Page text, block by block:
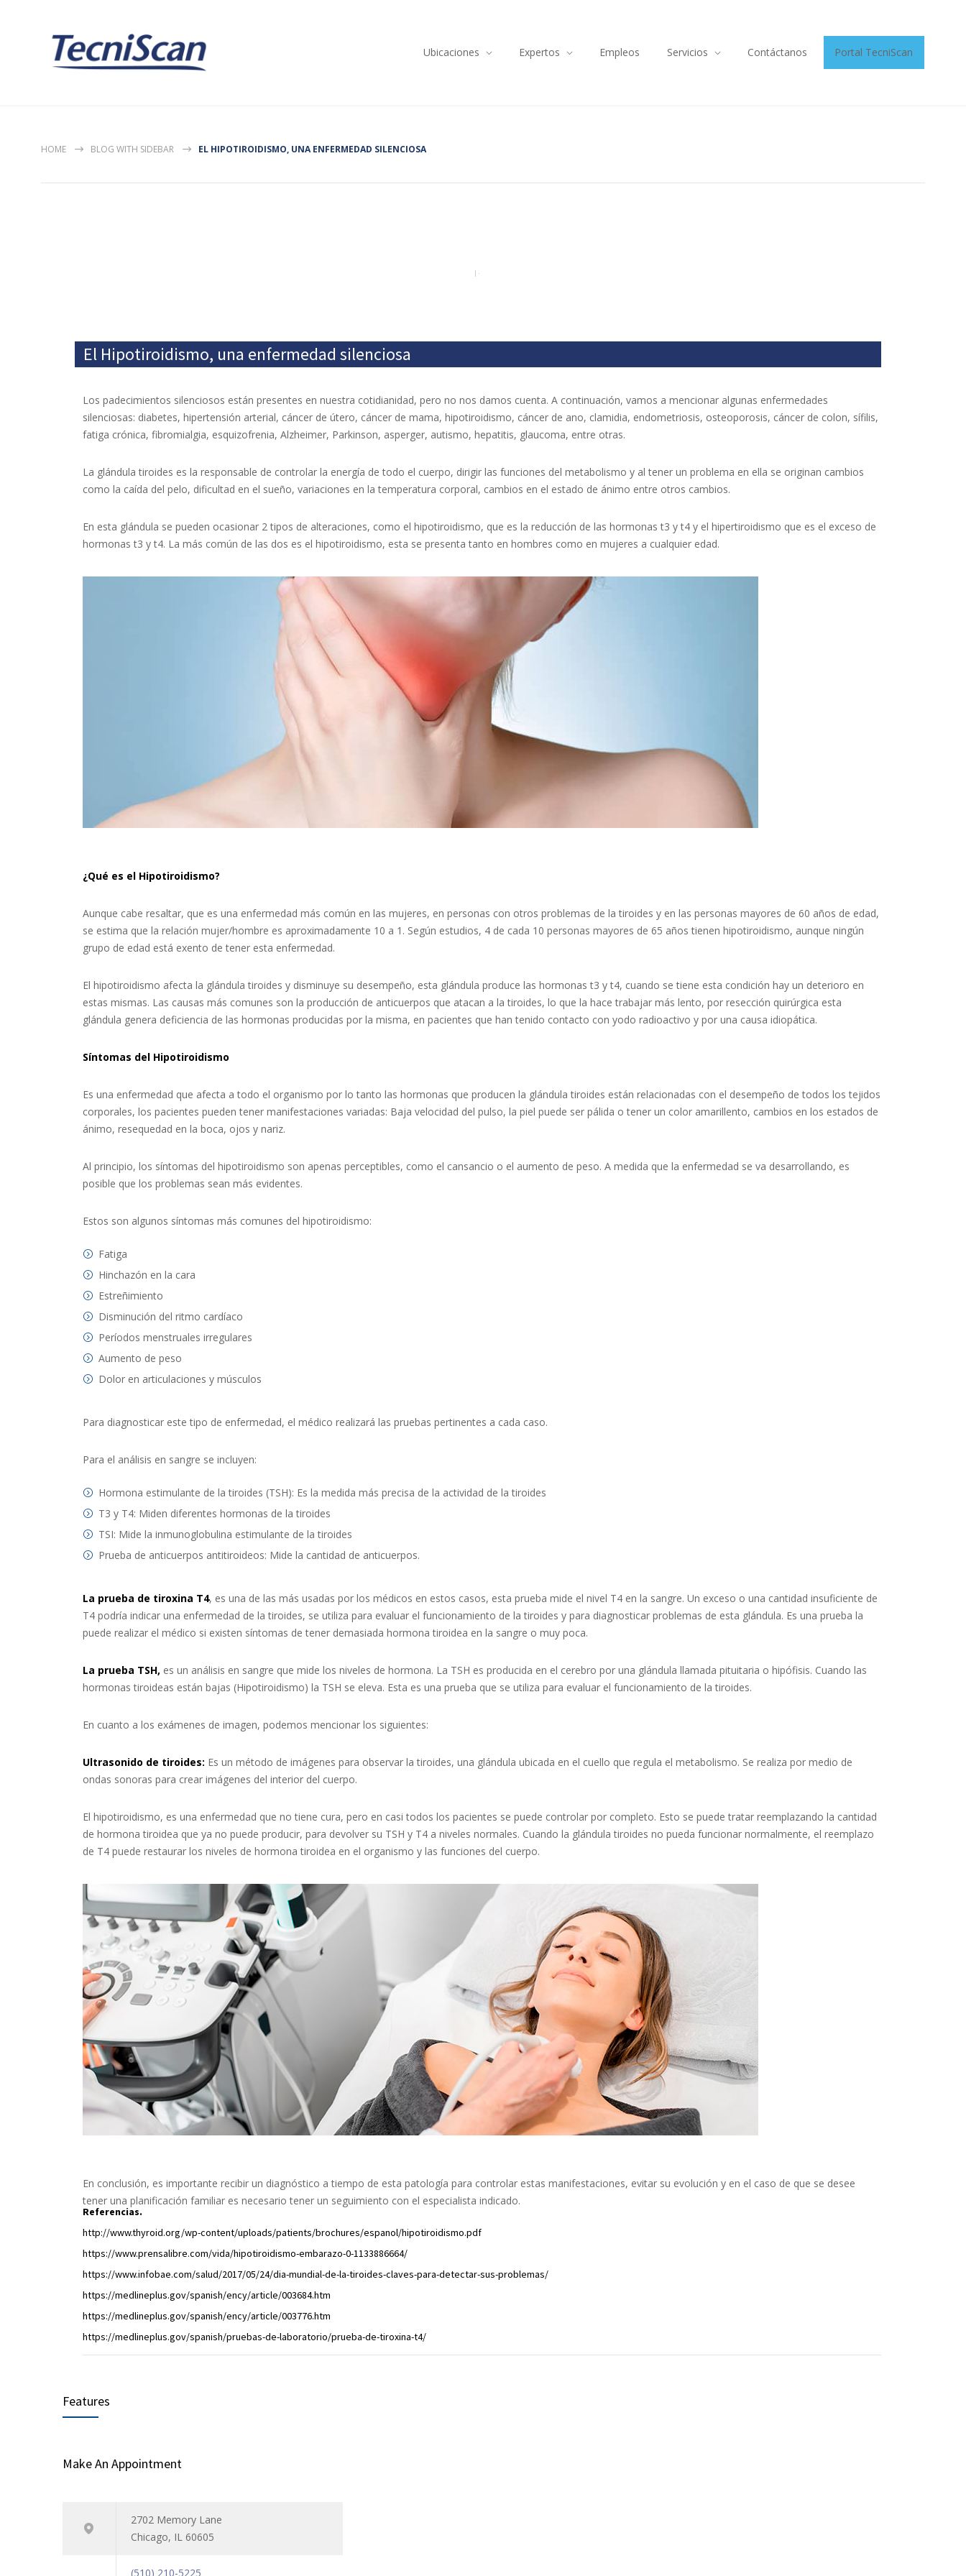
Ubicaciones Expertos Empleos Servicios Contáctanos Portal TecniScan
HOME BLOG WITH SIDEBAR EL HIPOTIROIDISMO, UNA ENFERMEDAD SILENCIOSA
El Hipotiroidismo, una enfermedad silenciosa
Los padecimientos silenciosos están presentes en nuestra cotidianidad, pero no nos damos cuenta. A continuación, vamos a mencionar algunas enfermedades
silenciosas: diabetes, hipertensión arterial, cáncer de útero, cáncer de mama, hipotiroidismo, cáncer de ano, clamidia, endometriosis, osteoporosis, cáncer de colon, sífilis,
fatiga crónica, fibromialgia, esquizofrenia, Alzheimer, Parkinson, asperger, autismo, hepatitis, glaucoma, entre otras.
La glándula tiroides es la responsable de controlar la energía de todo el cuerpo, dirigir las funciones del metabolismo y al tener un problema en ella se originan cambios
como la caída del pelo, dificultad en el sueño, variaciones en la temperatura corporal, cambios en el estado de ánimo entre otros cambios.
En esta glándula se pueden ocasionar 2 tipos de alteraciones, como el hipotiroidismo, que es la reducción de las hormonas t3 y t4 y el hipertiroidismo que es el exceso de
hormonas t3 y t4. La más común de las dos es el hipotiroidismo, esta se presenta tanto en hombres como en mujeres a cualquier edad.
¿Qué es el Hipotiroidismo?
Aunque cabe resaltar, que es una enfermedad más común en las mujeres, en personas con otros problemas de la tiroides y en las personas mayores de 60 años de edad,
se estima que la relación mujer/hombre es aproximadamente 10 a 1. Según estudios, 4 de cada 10 personas mayores de 65 años tienen hipotiroidismo, aunque ningún
grupo de edad está exento de tener esta enfermedad.
El hipotiroidismo afecta la glándula tiroides y disminuye su desempeño, esta glándula produce las hormonas t3 y t4, cuando se tiene esta condición hay un deterioro en
estas mismas. Las causas más comunes son la producción de anticuerpos que atacan a la tiroides, lo que la hace trabajar más lento, por resección quirúrgica esta
glándula genera deficiencia de las hormonas producidas por la misma, en pacientes que han tenido contacto con yodo radioactivo y por una causa idiopática.
Síntomas del Hipotiroidismo
Es una enfermedad que afecta a todo el organismo por lo tanto las hormonas que producen la glándula tiroides están relacionadas con el desempeño de todos los tejidos
corporales, los pacientes pueden tener manifestaciones variadas: Baja velocidad del pulso, la piel puede ser pálida o tener un color amarillento, cambios en los estados de
ánimo, resequedad en la boca, ojos y nariz.
Al principio, los síntomas del hipotiroidismo son apenas perceptibles, como el cansancio o el aumento de peso. A medida que la enfermedad se va desarrollando, es
posible que los problemas sean más evidentes.
Estos son algunos síntomas más comunes del hipotiroidismo:
Fatiga
Hinchazón en la cara
Estreñimiento
Disminución del ritmo cardíaco
Períodos menstruales irregulares
Aumento de peso
Dolor en articulaciones y músculos
Para diagnosticar este tipo de enfermedad, el médico realizará las pruebas pertinentes a cada caso.
Para el análisis en sangre se incluyen:
Hormona estimulante de la tiroides (TSH): Es la medida más precisa de la actividad de la tiroides
T3 y T4: Miden diferentes hormonas de la tiroides
TSI: Mide la inmunoglobulina estimulante de la tiroides
Prueba de anticuerpos antitiroideos: Mide la cantidad de anticuerpos.
La prueba de tiroxina T4, es una de las más usadas por los médicos en estos casos, esta prueba mide el nivel T4 en la sangre. Un exceso o una cantidad insuficiente de
T4 podría indicar una enfermedad de la tiroides, se utiliza para evaluar el funcionamiento de la tiroides y para diagnosticar problemas de esta glándula. Es una prueba la
puede realizar el médico si existen síntomas de tener demasiada hormona tiroidea en la sangre o muy poca.
La prueba TSH, es un análisis en sangre que mide los niveles de hormona. La TSH es producida en el cerebro por una glándula llamada pituitaria o hipófisis. Cuando las
hormonas tiroideas están bajas (Hipotiroidismo) la TSH se eleva. Esta es una prueba que se utiliza para evaluar el funcionamiento de la tiroides.
En cuanto a los exámenes de imagen, podemos mencionar los siguientes:
Ultrasonido de tiroides: Es un método de imágenes para observar la tiroides, una glándula ubicada en el cuello que regula el metabolismo. Se realiza por medio de
ondas sonoras para crear imágenes del interior del cuerpo.
El hipotiroidismo, es una enfermedad que no tiene cura, pero en casi todos los pacientes se puede controlar por completo. Esto se puede tratar reemplazando la cantidad
de hormona tiroidea que ya no puede producir, para devolver su TSH y T4 a niveles normales. Cuando la glándula tiroides no pueda funcionar normalmente, el reemplazo
de T4 puede restaurar los niveles de hormona tiroidea en el organismo y las funciones del cuerpo.
En conclusión, es importante recibir un diagnóstico a tiempo de esta patología para controlar estas manifestaciones, evitar su evolución y en el caso de que se desee
tener una planificación familiar es necesario tener un seguimiento con el especialista indicado.
Referencias.
http://www.thyroid.org/wp-content/uploads/patients/brochures/espanol/hipotiroidismo.pdf
https://www.prensalibre.com/vida/hipotiroidismo-embarazo-0-1133886664/
https://www.infobae.com/salud/2017/05/24/dia-mundial-de-la-tiroides-claves-para-detectar-sus-problemas/
https://medlineplus.gov/spanish/ency/article/003684.htm
https://medlineplus.gov/spanish/ency/article/003776.htm
https://medlineplus.gov/spanish/pruebas-de-laboratorio/prueba-de-tiroxina-t4/
Features
Make An Appointment
2702 Memory Lane
Chicago, IL 60605
(510) 210-5225